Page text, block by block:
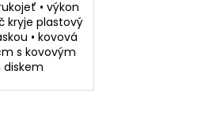
• výkon
kryje plastový
• kovová
s kovovým